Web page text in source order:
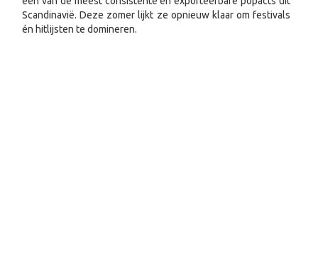
Scandinavië. Deze zomer lijkt ze opnieuw klaar om festivals
én hitlijsten te domineren.